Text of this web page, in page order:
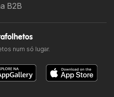
B2B
num só lugar.